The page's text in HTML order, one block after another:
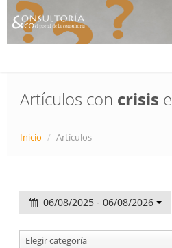
Contacto
Artículos con crisis
Inicio / Artículos
06/08/2025 - 06/08/2026
Elegir categoría